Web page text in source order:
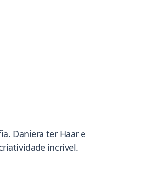
Daniera ter Haar e
incrível.